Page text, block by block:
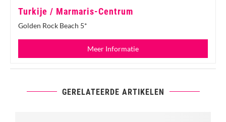
Turkije / Marmaris-Centrum
Golden Rock Beach 5*
Meer Informatie
GERELATEERDE ARTIKELEN